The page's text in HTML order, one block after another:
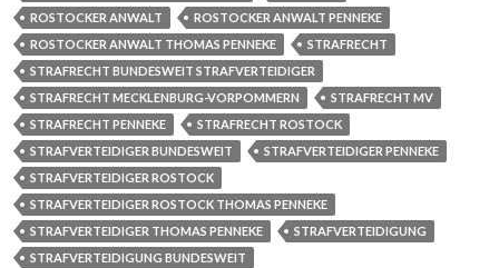
ROSTOCKER ANWALT
ROSTOCKER ANWALT PENNEKE
ROSTOCKER ANWALT THOMAS PENNEKE
STRAFRECHT
STRAFRECHT BUNDESWEIT STRAFVERTEIDIGER
STRAFRECHT MECKLENBURG-VORPOMMERN
STRAFRECHT MV
STRAFRECHT PENNEKE
STRAFRECHT ROSTOCK
STRAFVERTEIDIGER BUNDESWEIT
STRAFVERTEIDIGER PENNEKE
STRAFVERTEIDIGER ROSTOCK
STRAFVERTEIDIGER ROSTOCK THOMAS PENNEKE
STRAFVERTEIDIGER THOMAS PENNEKE
STRAFVERTEIDIGUNG
STRAFVERTEIDIGUNG BUNDESWEIT